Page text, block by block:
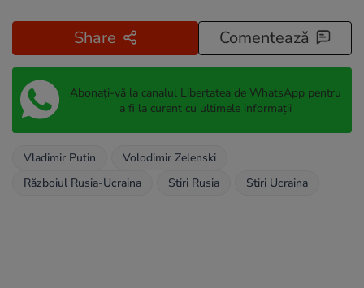
Share Comentează
Abonați-vă la canalul Libertatea de WhatsApp pentru
a fi la curent cu ultimele informații
Vladimir Putin
Volodimir Zelenski
Războiul Rusia-Ucraina
Stiri Rusia Stiri Ucraina